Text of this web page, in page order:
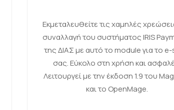
Εκμεταλευθείτε τις χαμηλές
συναλλαγή του συστήματος IRIS
της ΔΙΑΣ με αυτό το module για το
σας. Εύκολο στη χρήση και
Λειτουργεί με την έκδοση 1.9 του
και το OpenMage.